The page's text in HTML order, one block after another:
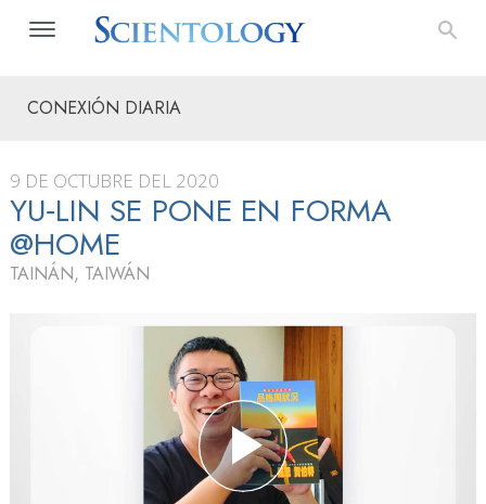
CONEXIÓN DIARIA
9 DE OCTUBRE DEL 2020
YU‑LIN SE PONE EN FORMA
@HOME
TAINÁN, TAIWÁN